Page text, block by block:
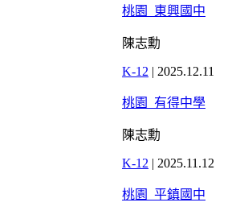
桃園_東興國中
陳志勳
K-12 | 2025.12.11
桃園_有得中學
陳志勳
K-12 | 2025.11.12
桃園_平鎮國中